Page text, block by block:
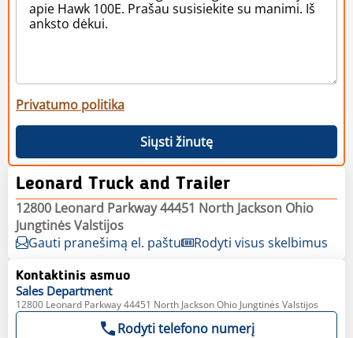
Privatumo politika
Siųsti žinutę
Leonard Truck and Trailer
12800 Leonard Parkway 44451 North Jackson Ohio
Jungtinės Valstijos
Gauti pranešimą el. paštu
Rodyti visus skelbimus
Kontaktinis asmuo
Sales Department
12800 Leonard Parkway 44451 North Jackson Ohio Jungtinės Valstijos
Rodyti telefono numerį